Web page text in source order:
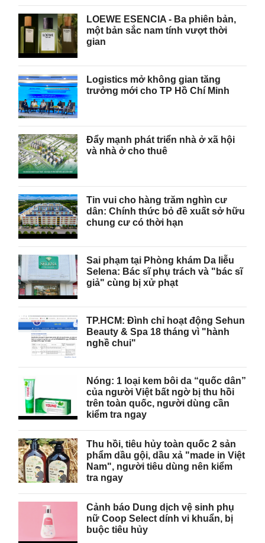
LOEWE ESENCIA - Ba phiên bản,
một bản sắc nam tính vượt thời
gian
Logistics mở không gian tăng
trưởng mới cho TP Hồ Chí Minh
Đẩy mạnh phát triển nhà ở xã hội
và nhà ở cho thuê
Tin vui cho hàng trăm nghìn cư
dân: Chính thức bỏ đề xuất sở hữu
chung cư có thời hạn
Sai phạm tại Phòng khám Da liễu
Selena: Bác sĩ phụ trách và "bác sĩ
giả" cùng bị xử phạt
TP.HCM: Đình chỉ hoạt động Sehun
Beauty & Spa 18 tháng vì "hành
nghề chui"
Nóng: 1 loại kem bôi da “quốc dân”
của người Việt bất ngờ bị thu hồi
trên toàn quốc, người dùng cần
kiểm tra ngay
Thu hồi, tiêu hủy toàn quốc 2 sản
phẩm dầu gội, dầu xả "made in Việt
Nam", người tiêu dùng nên kiểm
tra ngay
Cảnh báo Dung dịch vệ sinh phụ
nữ Coop Select dính vi khuẩn, bị
buộc tiêu hủy